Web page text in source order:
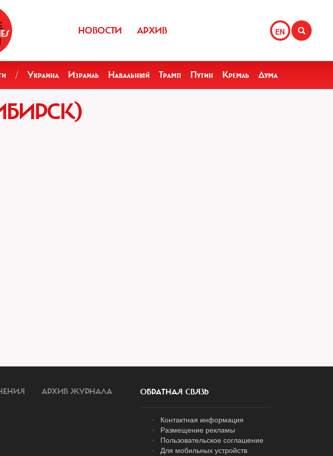
EN
НОВОСТИ АРХИВ
/ Украина Израиль Навальный Трамп Путин Кремль Дума
АРХИВ ЖУРНАЛА ОБРАТНАЯ СВЯЗЬ
Контактная информация
Размещение рекламы
Пользовательское соглашение
Для мобильных устройств